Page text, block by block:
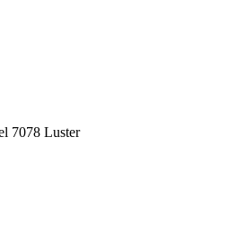
7078 Luster